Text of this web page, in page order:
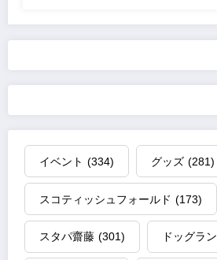
イベント (334) グッズ (281)
スコティッシュフォールド (173)
スタパ齋藤 (301) ドッグラン